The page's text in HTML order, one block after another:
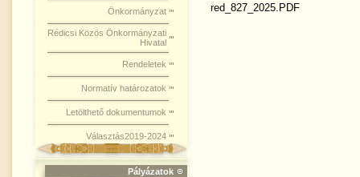
Önkormányzat
Rédicsi Közös Önkormányzati
Hivatal
Rendeletek
Normatív határozatok
Letölthető dokumentumok
Választás2019-2024
Pályázatok
red_827_2025.PDF